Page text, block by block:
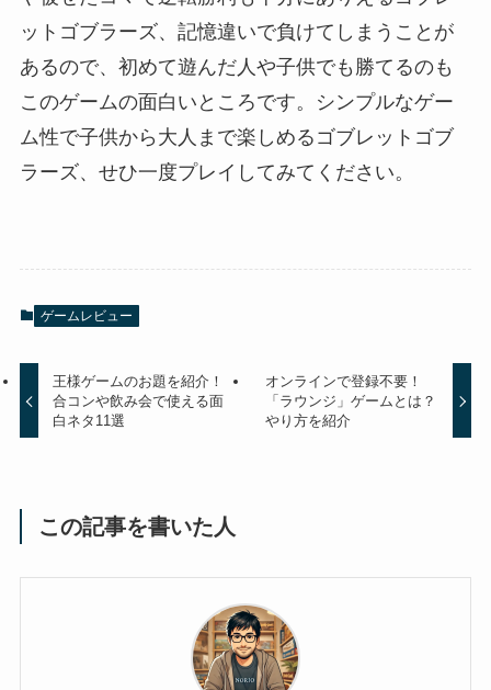
ットゴブラーズ、記憶違いで負けてしまうことが
あるので、初めて遊んだ人や子供でも勝てるのも
このゲームの面白いところです。シンプルなゲー
ム性で子供から大人まで楽しめるゴブレットゴブ
ラーズ、せひ一度プレイしてみてください。
ゲームレビュー
王様ゲームのお題を紹介！
合コンや飲み会で使える面
白ネタ11選
オンラインで登録不要！
「ラウンジ」ゲームとは？
やり方を紹介
この記事を書いた人